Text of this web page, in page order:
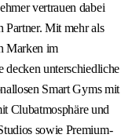
vertrauen dabei
Partner. Mit mehr als
Marken im
decken unterschiedliche
Smart Gyms mit
Clubatmosphäre und
sowie Premium-